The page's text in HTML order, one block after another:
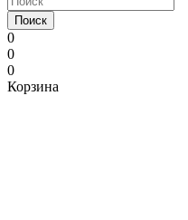
Поиск
0
0
0
Корзина